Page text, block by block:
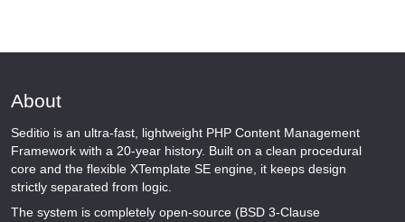
About
Seditio is an ultra-fast, lightweight PHP Content Management
Framework with a 20-year history. Built on a clean procedural
core and the flexible XTemplate SE engine, it keeps design
strictly separated from logic.
The system is completely open-source (BSD 3-Clause